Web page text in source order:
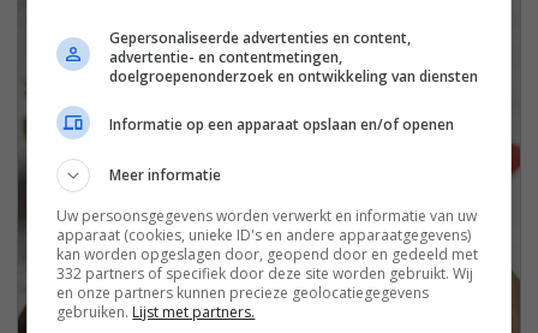
Gepersonaliseerde advertenties en content,
advertentie- en contentmetingen,
doelgroepenonderzoek en ontwikkeling van diensten
Informatie op een apparaat opslaan en/of openen
Meer informatie
Uw persoonsgegevens worden verwerkt en informatie van uw
apparaat (cookies, unieke ID's en andere apparaatgegevens)
kan worden opgeslagen door, geopend door en gedeeld met
332 partners of specifiek door deze site worden gebruikt. Wij
en onze partners kunnen precieze geolocatiegegevens
gebruiken. Lijst met partners.